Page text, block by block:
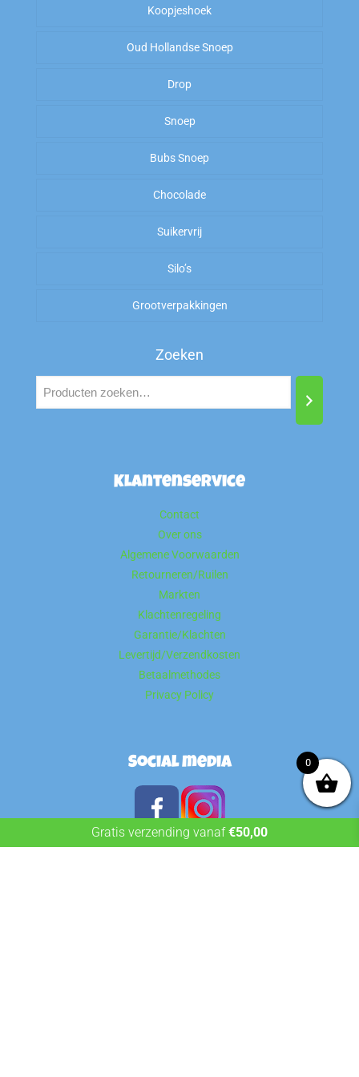
Koopjeshoek
Sale
OP=OP
Kiloknallers
To Good To Go
Oud Hollandse Snoep
Drop
Zoet
Zout
Arabische Gom
Snoep
Amerikaans Snoep
Zoet
Zuur
Zout
Bubs Snoep
Chocolade
Suikervrij
Silo’s
Grootverpakkingen
Zoeken
Klantenservice
Contact
Over ons
Algemene Voorwaarden
Retourneren/Ruilen
Markten
Klachtenregeling
Garantie/Klachten
Levertijd/Verzendkosten
Betaalmethodes
Privacy Policy
Social media 0
Gratis verzending vanaf€50,00